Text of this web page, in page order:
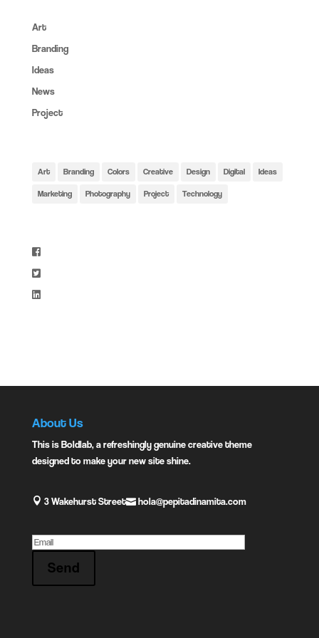
Art(6)
Branding(14)
Ideas(6)
News(4)
Project(6)
Art Branding Colors Creative Design Digital Ideas
Marketing Photography Project Technology
About Us
This is Boldlab, a refreshingly genuine creative theme
designed to make your new site shine.
3 Wakehurst Street hola@pepitadinamita.com
Send